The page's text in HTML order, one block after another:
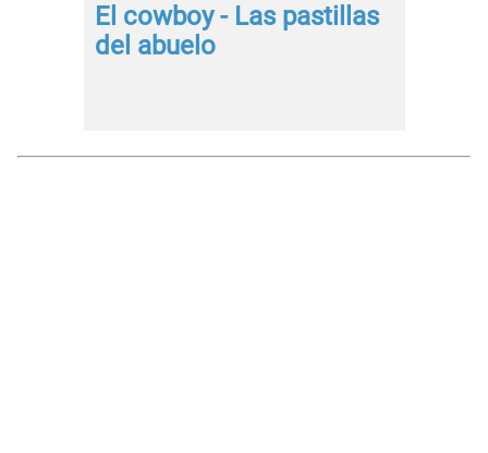
El cowboy - Las pastillas
del abuelo